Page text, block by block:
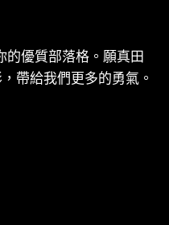
優質部落格。願真田
帶給我們更多的勇氣。